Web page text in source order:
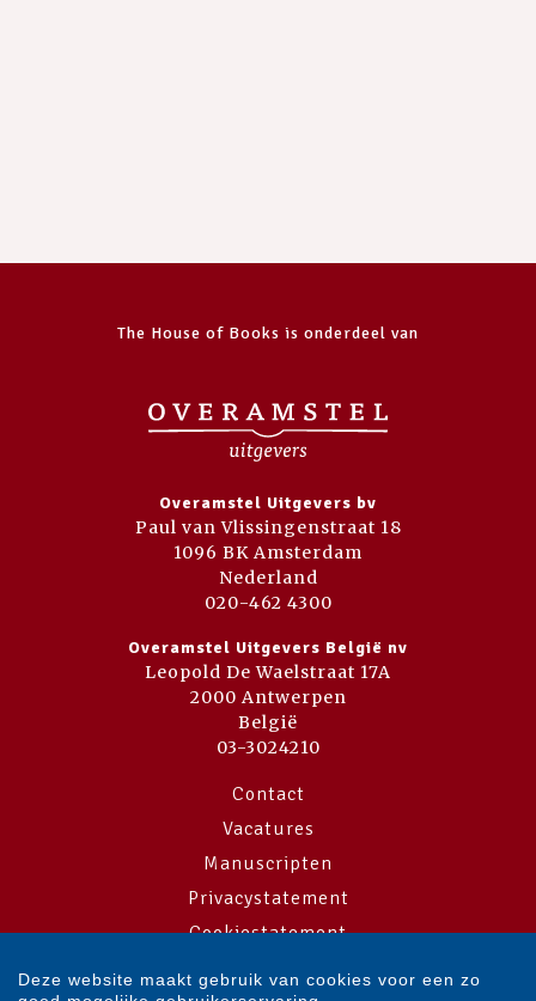
The House of Books is onderdeel van
Overamstel Uitgevers bv
Paul van Vlissingenstraat 18
1096 BK Amsterdam
Nederland
020-462 4300
Overamstel Uitgevers België nv
Leopold De Waelstraat 17A
2000 Antwerpen
België
03-3024210
Contact
Vacatures
Manuscripten
Privacystatement
Cookiestatement
Cookie-instellingen
Deze website maakt gebruik van cookies voor een zo